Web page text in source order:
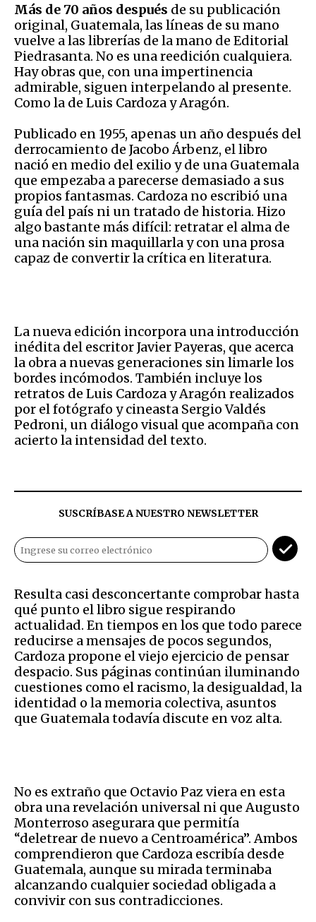
Más de 70 años después de su publicación
original, Guatemala, las líneas de su mano
vuelve a las librerías de la mano de Editorial
Piedrasanta. No es una reedición cualquiera.
Hay obras que, con una impertinencia
admirable, siguen interpelando al presente.
Como la de Luis Cardoza y Aragón.
Publicado en 1955, apenas un año después del
derrocamiento de Jacobo Árbenz, el libro
nació en medio del exilio y de una Guatemala
que empezaba a parecerse demasiado a sus
propios fantasmas. Cardoza no escribió una
guía del país ni un tratado de historia. Hizo
algo bastante más difícil: retratar el alma de
una nación sin maquillarla y con una prosa
capaz de convertir la crítica en literatura.
La nueva edición incorpora una introducción
inédita del escritor Javier Payeras, que acerca
la obra a nuevas generaciones sin limarle los
bordes incómodos. También incluye los
retratos de Luis Cardoza y Aragón realizados
por el fotógrafo y cineasta Sergio Valdés
Pedroni, un diálogo visual que acompaña con
acierto la intensidad del texto.
SUSCRÍBASE A NUESTRO NEWSLETTER
Resulta casi desconcertante comprobar hasta
qué punto el libro sigue respirando
actualidad. En tiempos en los que todo parece
reducirse a mensajes de pocos segundos,
Cardoza propone el viejo ejercicio de pensar
despacio. Sus páginas continúan iluminando
cuestiones como el racismo, la desigualdad, la
identidad o la memoria colectiva, asuntos
que Guatemala todavía discute en voz alta.
No es extraño que Octavio Paz viera en esta
obra una revelación universal ni que Augusto
Monterroso asegurara que permitía
“deletrear de nuevo a Centroamérica”. Ambos
comprendieron que Cardoza escribía desde
Guatemala, aunque su mirada terminaba
alcanzando cualquier sociedad obligada a
convivir con sus contradicciones.